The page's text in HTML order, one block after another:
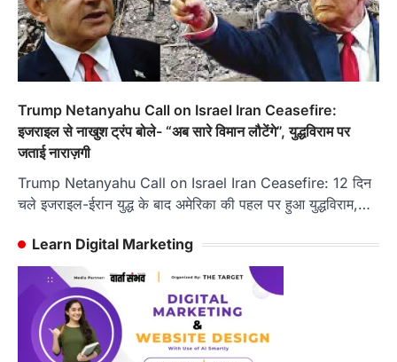
Trump Netanyahu Call on Israel Iran Ceasefire:
इजराइल से नाखुश ट्रंप बोले- “अब सारे विमान लौटेंगे”, युद्धविराम पर
जताई नाराज़गी
Trump Netanyahu Call on Israel Iran Ceasefire: 12 दिन
चले इजराइल-ईरान युद्ध के बाद अमेरिका की पहल पर हुआ युद्धविराम,…
Learn Digital Marketing